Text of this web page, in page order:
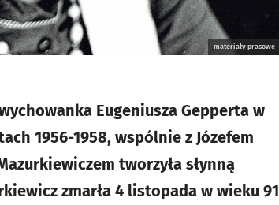
materiały prasowe
Eugeniusza Gepperta w
1956-1958, wspólnie z Józefem
tworzyła słynną
zmarła 4 listopada w wieku 91